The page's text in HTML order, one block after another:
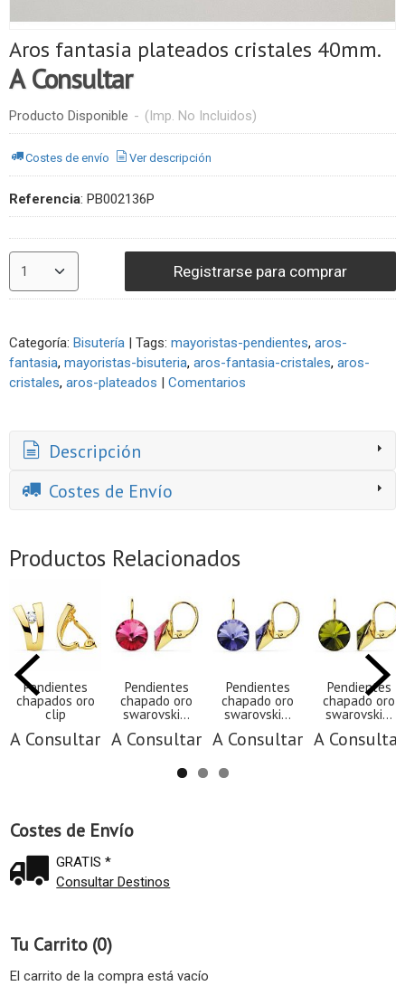
Costes de Envío
GRATIS *
Consultar Destinos
Tu Carrito (0)
El carrito de la compra está vacío
Aros fantasia plateados cristales 40mm.
A Consultar
Producto Disponible - (Imp. No Incluidos)
Costes de envío Ver descripción
Referencia: PB002136P
Registrarse para comprar
Categoría: Bisutería | Tags: mayoristas-pendientes aros-
fantasia mayoristas-bisuteria aros-fantasia-cristales aros-
cristales aros-plateados | Comentarios
Descripción
Costes de Envío
Productos Relacionados
Pendientes
chapados oro
clip
A Consultar
Pendientes
chapado oro
swarovski...
A Consultar
Pendientes
chapado oro
swarovski...
A Consultar
Pendientes
chapado oro
swarovski...
A Consultar